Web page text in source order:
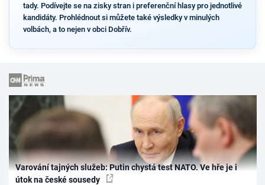
tady. Podívejte se na zisky stran i preferenční hlasy pro jednotlivé
kandidáty. Prohlédnout si můžete také výsledky v minulých
volbách, a to nejen v obci Dobřív.
Varování tajných služeb: Putin chystá test NATO. Ve hře je i
útok na české sousedy